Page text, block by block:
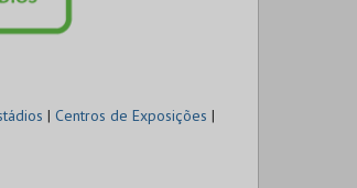
| Centros de Exposições |